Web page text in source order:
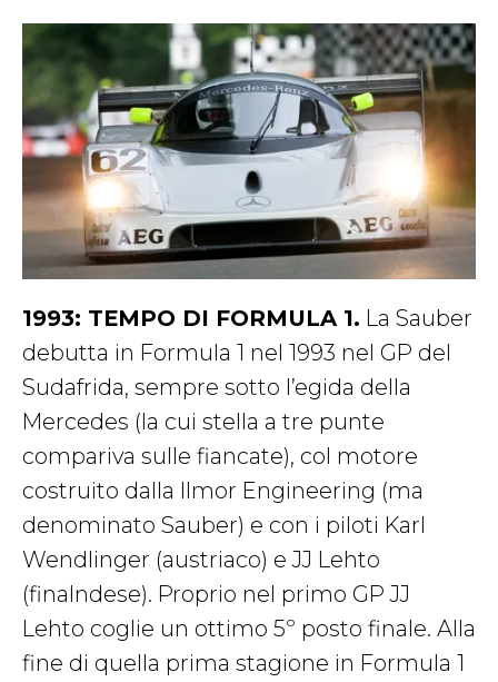
1993: TEMPO DI FORMULA 1. La Sauber
debutta in Formula 1 nel 1993 nel GP del
Sudafrida, sempre sotto l’egida della
Mercedes (la cui stella a tre punte
compariva sulle fiancate), col motore
costruito dalla Ilmor Engineering (ma
denominato Sauber) e con i piloti Karl
Wendlinger (austriaco) e JJ Lehto
(finalndese). Proprio nel primo GP JJ
Lehto coglie un ottimo 5º posto finale. Alla
fine di quella prima stagione in Formula 1